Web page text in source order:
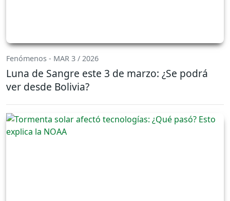
Fenómenos - MAR 3 / 2026
Luna de Sangre este 3 de marzo: ¿Se podrá
ver desde Bolivia?